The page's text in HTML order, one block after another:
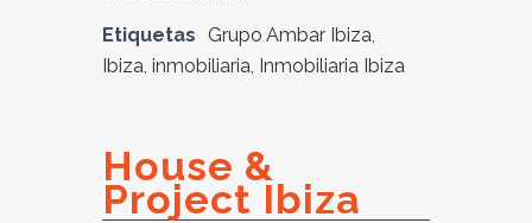
Etiquetas
Grupo Ambar Ibiza,
Ibiza, inmobiliaria, Inmobiliaria Ibiza
House &
Project Ibiza